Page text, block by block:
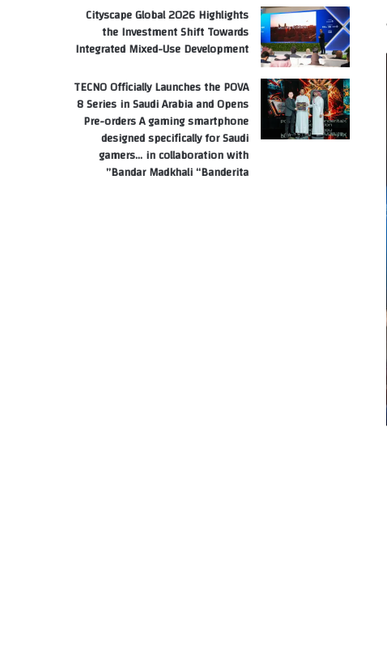
Cityscape Global 2026 Highlights
the Investment Shift Towards
Integrated Mixed-Use Development
TECNO Officially Launches the POVA
8 Series in Saudi Arabia and Opens
Pre-orders A gaming smartphone
designed specifically for Saudi
gamers… in collaboration with
Bandar Madkhali “Banderita”